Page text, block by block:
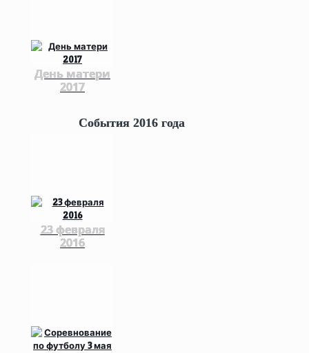
День матери
2017
События 2016 года
23 февраля
2016